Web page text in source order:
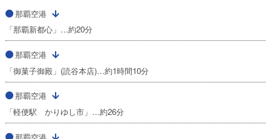
那覇空港
「那覇新都心」…約20分
那覇空港
「御菓子御殿」(読谷本店)…約1時間10分
那覇空港
「軽便駅 かりゆし市」…約26分
那覇空港